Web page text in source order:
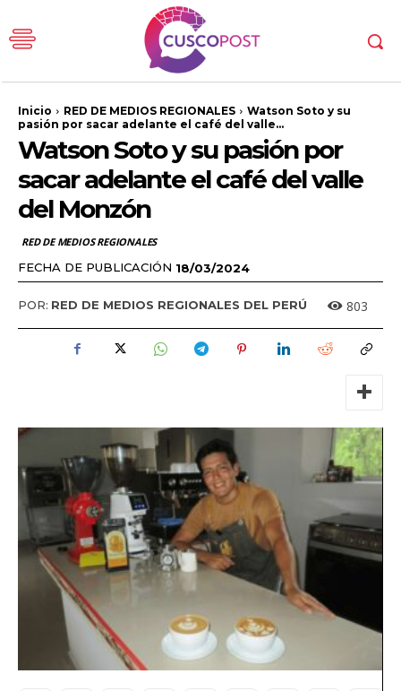
Inicio RED DE MEDIOS REGIONALES
Watson Soto y su
pasión por sacar adelante el café del valle...
Watson Soto y su pasión por
sacar adelante el café del valle
del Monzón
RED DE MEDIOS REGIONALES
FECHA DE PUBLICACIÓN 18/03/2024
POR: RED DE MEDIOS REGIONALES DEL PERÚ 803